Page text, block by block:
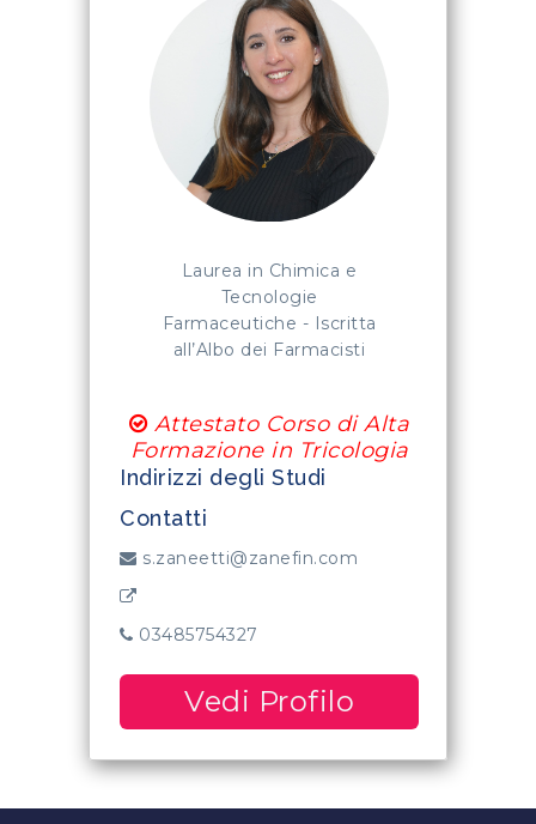
Laurea in Chimica e
Tecnologie
Farmaceutiche - Iscritta
all’Albo dei Farmacisti
Attestato Corso di Alta
Formazione in Tricologia
Indirizzi degli Studi
Contatti
s.zaneetti@zanefin.com
03485754327
Vedi Profilo